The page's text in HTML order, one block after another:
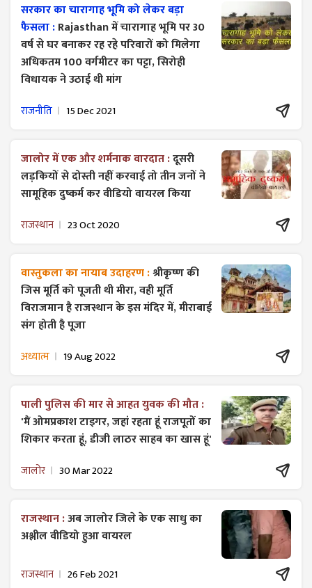
सरकार का चारागाह भूमि को लेकर बड़ा
फैसला :Rajasthan में चारागाह भूमि पर 30
वर्ष से घर बनाकर रह रहे परिवारों को मिलेगा
अधिकतम 100 वर्गमीटर का पट्टा, सिरोही
विधायक ने उठाई थी मांग
राजनीति 15 Dec 2021
जालोर में एक और शर्मनाक वारदात :दूसरी
लड़कियों से दोस्ती नहीं करवाई तो तीन जनों ने
सामूहिक दुष्कर्म कर वीडियो वायरल किया
राजस्थान 23 Oct 2020
वास्तुकला का नायाब उदाहरण :श्रीकृष्ण की
जिस मूर्ति को पूजती थी मीरा, वही मूर्ति
विराजमान है राजस्थान के इस मंदिर में, मीराबाई
संग होती है पूजा
अध्यात्म 19 Aug 2022
पाली पुलिस की मार से आहत युवक की मौत :
'मैं ओमप्रकाश टाइगर, जहां रहता हूं राजपूतों का
शिकार करता हूं, डीजी लाठर साहब का खास हूं'
जालोर 30 Mar 2022
राजस्थान :अब जालोर जिले के एक साधु का
अश्लील वीडियो हुआ वायरल
राजस्थान 26 Feb 2021